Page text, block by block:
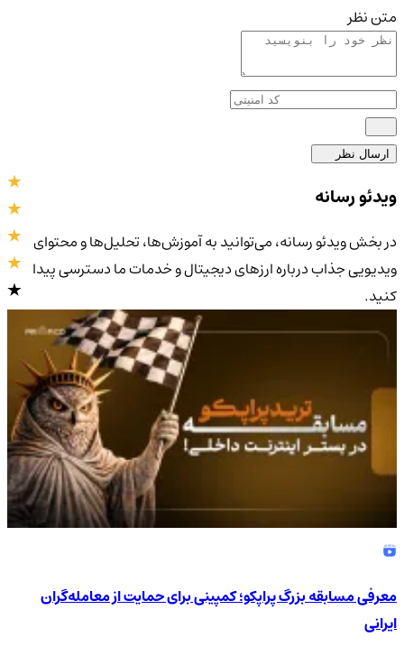
متن نظر
ارسال نظر
4.9/5
ویدئو رسانه
در بخش ویدئو رسانه، می‌توانید به آموزش‌ها، تحلیل‌ها و محتوای
ویدیویی جذاب درباره ارزهای دیجیتال و خدمات ما دسترسی پیدا
کنید.
معرفی مسابقه بزرگ پراپکو؛ کمپینی برای حمایت از معامله‌گران
ایرانی